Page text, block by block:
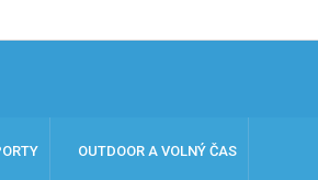
OUTDOOR A VOLNÝ ČAS